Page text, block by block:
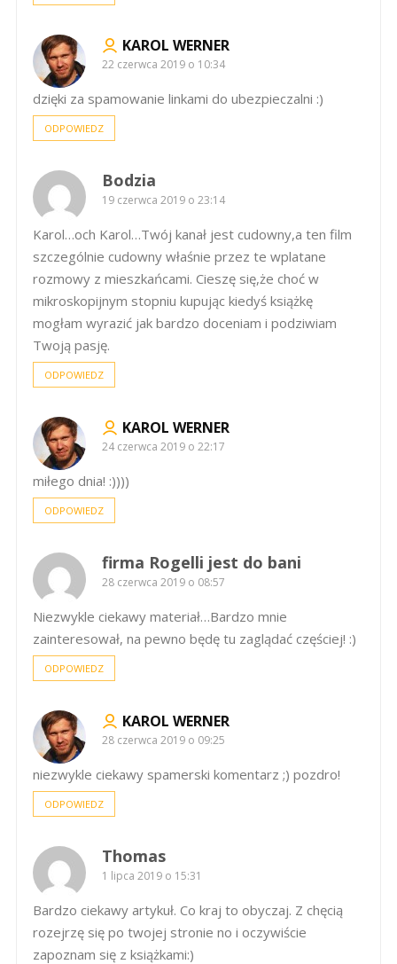
KAROL WERNER
22 czerwca 2019 o 10:34
dzięki za spamowanie linkami do ubezpieczalni :)
ODPOWIEDZ
Bodzia
19 czerwca 2019 o 23:14
Karol…och Karol…Twój kanał jest cudowny,a ten film
szczególnie cudowny właśnie przez te wplatane
rozmowy z mieszkańcami. Cieszę się,że choć w
mikroskopijnym stopniu kupując kiedyś książkę
mogłam wyrazić jak bardzo doceniam i podziwiam
Twoją pasję.
ODPOWIEDZ
KAROL WERNER
24 czerwca 2019 o 22:17
miłego dnia! :))))
ODPOWIEDZ
firma Rogelli jest do bani
28 czerwca 2019 o 08:57
Niezwykle ciekawy materiał…Bardzo mnie
zainteresował, na pewno będę tu zaglądać częściej! :)
ODPOWIEDZ
KAROL WERNER
28 czerwca 2019 o 09:25
niezwykle ciekawy spamerski komentarz ;) pozdro!
ODPOWIEDZ
Thomas
1 lipca 2019 o 15:31
Bardzo ciekawy artykuł. Co kraj to obyczaj. Z chęcią
rozejrzę się po twojej stronie no i oczywiście
zapoznam się z książkami:)